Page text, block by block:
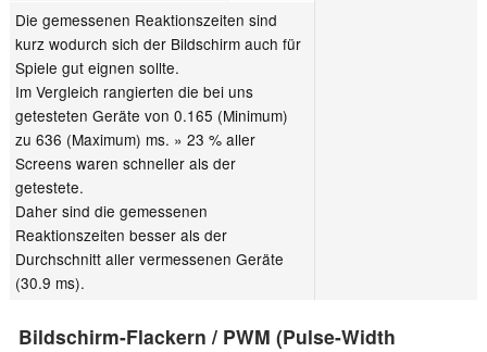
Die gemessenen Reaktionszeiten sind
kurz wodurch sich der Bildschirm auch für
Spiele gut eignen sollte.
Im Vergleich rangierten die bei uns
getesteten Geräte von 0.165 (Minimum)
zu 636 (Maximum) ms. » 23 % aller
Screens waren schneller als der
getestete.
Daher sind die gemessenen
Reaktionszeiten besser als der
Durchschnitt aller vermessenen Geräte
(30.9 ms).
Bildschirm-Flackern / PWM (Pulse-Width